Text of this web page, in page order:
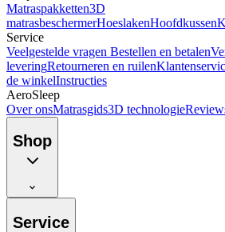
Matraspakketten3D
matrasbeschermerHoeslakenHoofdkussen
Service
Veelgestelde vragen Bestellen en betalen
leveringRetourneren en ruilen
de winkelInstructies
AeroSleep
Over onsMatrasgids3D technologie
Shop
Service